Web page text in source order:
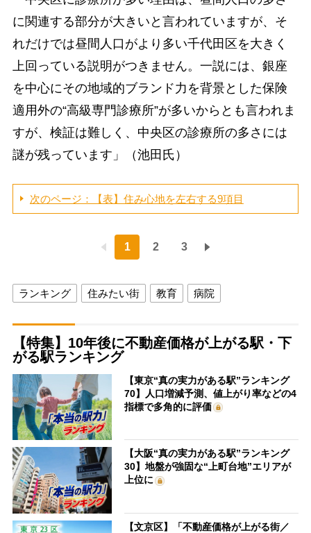
に関連する部分が大きいと言われていますが、そ
れだけでは昼間人口がより多い千代田区を大きく
上回っている説明がつきません。一説には、銀座
を中心にその地域的ブランド力を背景とした保険
適用外の“高級専門診療所”が多いからとも言われま
すが、検証は難しく、中央区の診療所の多さには
謎が残っています」（池田氏）
次のページ：【表】住み心地を左右する9項目
1 2 3
ランキング 住みたい街 教育 病院
【特集】10年後に不動産価格が上がる駅・下
がる駅ランキング
【東京“真の実力がある駅”ランキング
70】人口増減予測、値上がり率などの4
指標で多角的に評価
【大阪“真の実力がある駅”ランキング
30】地盤が強固な“上町台地”エリアが
上位に
【文京区】「不動産価格が上がる街／